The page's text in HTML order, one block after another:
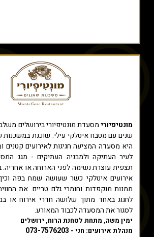
מונטיפיורימסעדת מונטיפיורי בירושלים
שנים עם מטבח איטלקי עילי. שוכנת במשכנות
היא מסעדה המציעה חגיגות לאירועים קטנים
לעיר העתיקה ולמבניה העתיקים - מגג
תצפית עוצרת נשימה לפני הארוחה או אחריה.
אירועים איטלקי כשר שעושה שמח בפה
ממנות מוקפדות וחומרי גלם טריים. את
לחגוג באחד מתוך שלושה חדרי אירוח או
לסגור את המסעדה לכבוד המאורע.
ימין משה, מתחת לטחנת הרוח, ירושלים
מנהלת אירועים: חני - 073-7576203